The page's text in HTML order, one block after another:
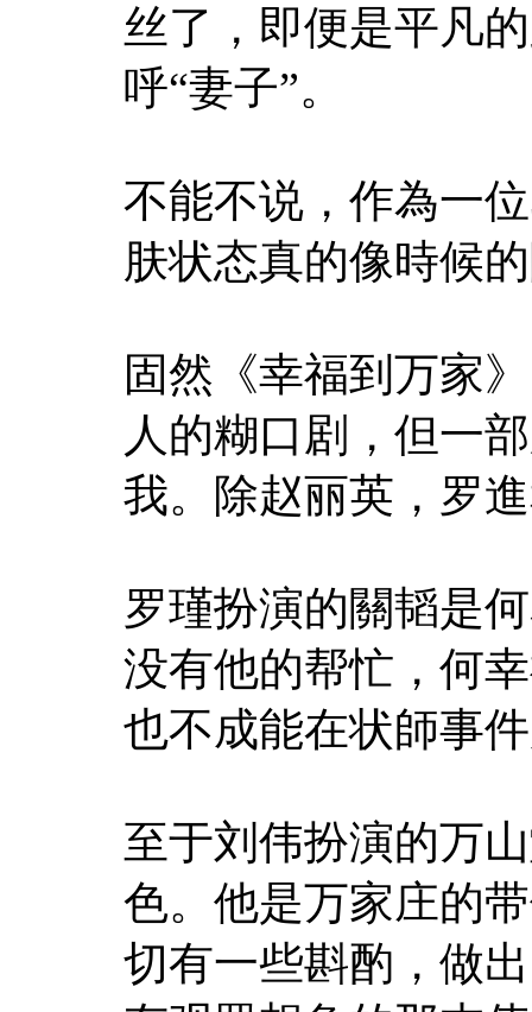
丝了，即便是平凡
呼“妻子”。
不能不说，作為一
肤状态真的像時候
固然《幸福到万家
人的糊口剧，但一
我。除赵丽英，罗
罗瑾扮演的關韬是
没有他的帮忙，何
也不成能在状師事
至于刘伟扮演的万
色。他是万家庄的
切有一些斟酌，做